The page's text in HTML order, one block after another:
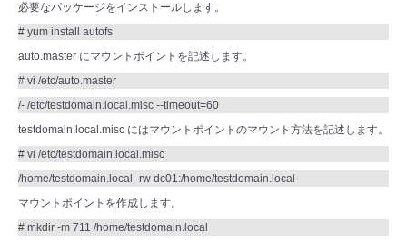
必要なパッケージをインストールします。
# yum install autofs
auto.master にマウントポイントを記述します。
# vi /etc/auto.master
/- /etc/testdomain.local.misc --timeout=60
testdomain.local.misc にはマウントポイントのマウント方法を記述します。
# vi /etc/testdomain.local.misc
/home/testdomain.local -rw dc01:/home/testdomain.local
マウントポイントを作成します。
# mkdir -m 711 /home/testdomain.local